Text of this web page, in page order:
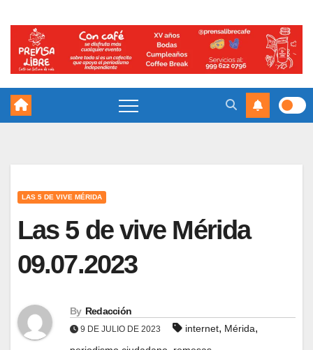
LAS 5 DE VIVE MÉRIDA
Las 5 de vive Mérida
09.07.2023
By Redacción
9 DE JULIO DE 2023 internet, Mérida,